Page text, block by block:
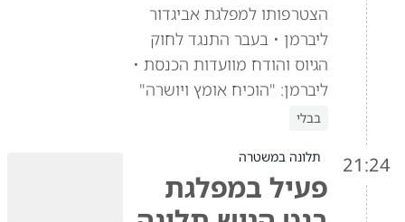
הצטרפותו למפלגת אביגדור
ליברמן • בעבר התנגד לחוק
הגיוס והודח מוועדות הכנסת •
ליברמן: "הוכיח אומץ ויושרה"
בבלי
21:24 תלונה במשטרה
פעיל במפלגת